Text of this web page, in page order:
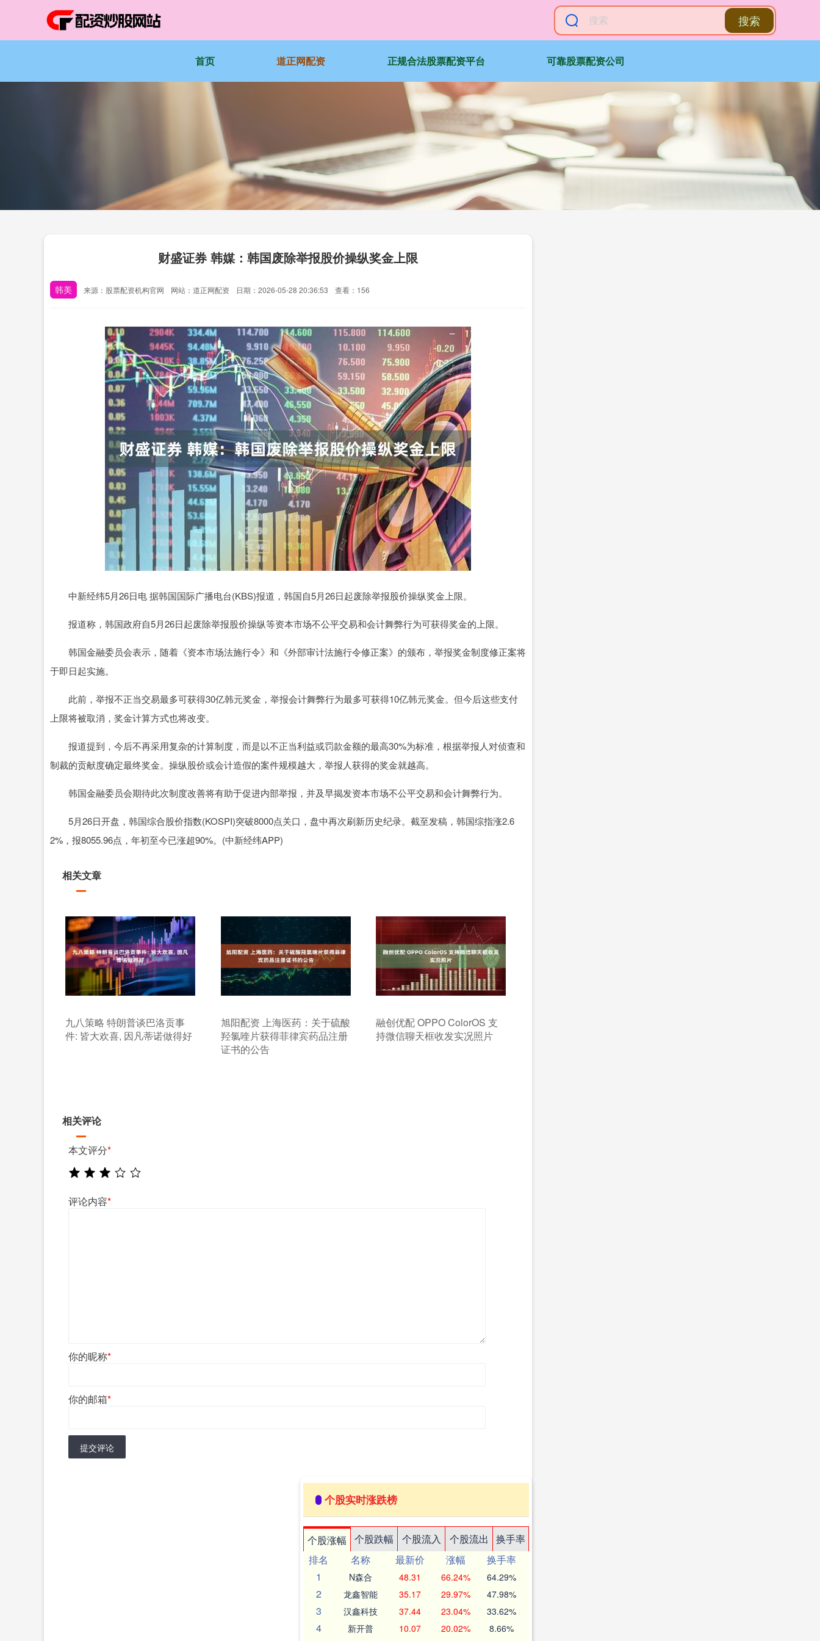
搜索
首页 道正网配资 正规合法股票配资平台 可靠股票配资公司
财盛证券 韩媒：韩国废除举报股价操纵奖金上限
韩美 来源：股票配资机构官网 网站：道正网配资 日期：2026-05-28 20:36:53 查看：156
中新经纬5月26日电 据韩国国际广播电台(KBS)报道，韩国自5月26日起废除举报股价操纵奖金上限。
报道称，韩国政府自5月26日起废除举报股价操纵等资本市场不公平交易和会计舞弊行为可获得奖金的上限。
韩国金融委员会表示，随着《资本市场法施行令》和《外部审计法施行令修正案》的颁布，举报奖金制度修正案将
于即日起实施。
此前，举报不正当交易最多可获得30亿韩元奖金，举报会计舞弊行为最多可获得10亿韩元奖金。但今后这些支付
上限将被取消，奖金计算方式也将改变。
报道提到，今后不再采用复杂的计算制度，而是以不正当利益或罚款金额的最高30%为标准，根据举报人对侦查和
制裁的贡献度确定最终奖金。操纵股价或会计造假的案件规模越大，举报人获得的奖金就越高。
韩国金融委员会期待此次制度改善将有助于促进内部举报，并及早揭发资本市场不公平交易和会计舞弊行为。
5月26日开盘，韩国综合股价指数(KOSPI)突破8000点关口，盘中再次刷新历史纪录。截至发稿，韩国综指涨2.6
2%，报8055.96点，年初至今已涨超90%。(中新经纬APP)
相关文章
九八策略 特朗普谈巴洛贡事
件: 皆大欢喜, 因凡蒂诺做得好
旭阳配资 上海医药：关于硫酸
羟氯喹片获得菲律宾药品注册
证书的公告
融创优配 OPPO ColorOS 支
持微信聊天框收发实况照片
相关评论
本文评分*
评论内容*
你的昵称*
你的邮箱*
提交评论
个股实时涨跌榜
个股涨幅 个股跌幅 个股流入 个股流出
换手率
排名
名称 最新价 涨幅
换手率
1
N森合 48.31 66.24% 64.29%
2 龙鑫智能 35.17 29.97% 47.98%
3 汉鑫科技 37.44 23.04% 33.62%
4 新开普 10.07 20.02% 8.66%